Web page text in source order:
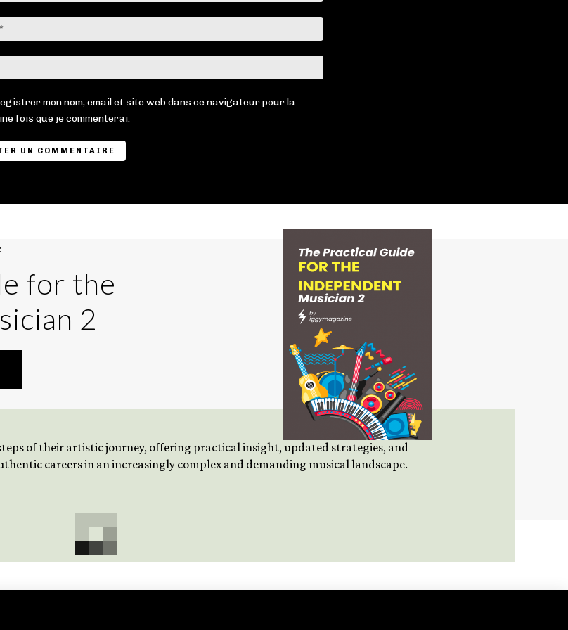
:*
:
mon nom, email et site web dans ce navigateur pour la
fois que je commenterai.
for the
2
of their artistic journey, offering practical insight, updated strategies, and
careers in an increasingly complex and demanding musical landscape.